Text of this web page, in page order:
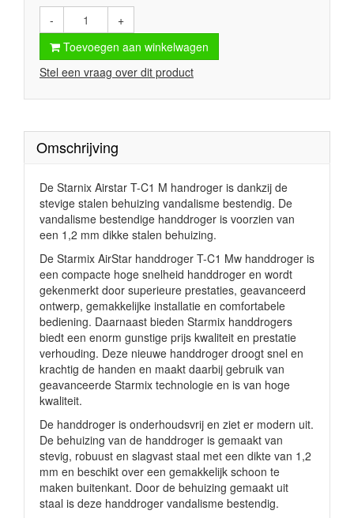
-
+
Toevoegen aan winkelwagen
Stel een vraag over dit product
Omschrijving
De Starnix Airstar T-C1 M handroger is dankzij de
stevige stalen behuizing vandalisme bestendig. De
vandalisme bestendige handdroger is voorzien van
een 1,2 mm dikke stalen behuizing.
De Starmix AirStar handdroger T-C1 Mw handdroger is
een compacte hoge snelheid handdroger en wordt
gekenmerkt door superieure prestaties, geavanceerd
ontwerp, gemakkelijke installatie en comfortabele
bediening. Daarnaast bieden Starmix handdrogers
biedt een enorm gunstige prijs kwaliteit en prestatie
verhouding. Deze nieuwe handdroger droogt snel en
krachtig de handen en maakt daarbij gebruik van
geavanceerde Starmix technologie en is van hoge
kwaliteit.
De handdroger is onderhoudsvrij en ziet er modern uit.
De behuizing van de handdroger is gemaakt van
stevig, robuust en slagvast staal met een dikte van 1,2
mm en beschikt over een gemakkelijk schoon te
maken buitenkant. Door de behuizing gemaakt uit
staal is deze handdroger vandalisme bestendig.